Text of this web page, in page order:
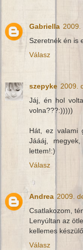
Gabriella 2009.
Szeretnék én is
Válasz
szepyke 2009.
Jáj, én hol
volna???:)))))
Hát, ez valami
Jáááj,
lettem!:)
Válasz
Andrea 2009.
Csatlakozom,
Lenyúltan az
kellemes
Válasz